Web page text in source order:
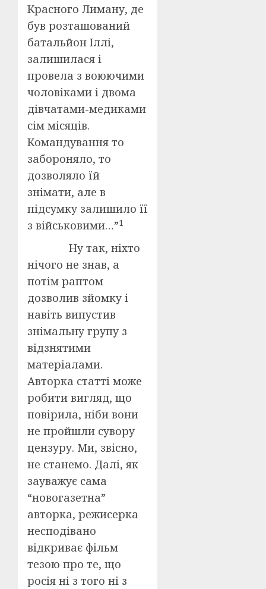
Красного Лиману, де
був розташований
батальйон Іллі,
залишилася і
провела з воюючими
чоловіками і двома
дівчатами-медиками
сім місяців.
Командування то
забороняло, то
дозволяло їй
знімати, але в
підсумку залишило її
з військовими…”1
Ну так, ніхто
нічого не знав, а
потім раптом
дозволив зйомку і
навіть випустив
знімальну групу з
відзнятими
матеріалами.
Авторка статті може
робити вигляд, що
повірила, ніби вони
не пройшли сувору
цензуру. Ми, звісно,
не станемо. Далі, як
зауважує сама
“новогазетна”
авторка, режисерка
несподівано
відкриває фільм
тезою про те, що
росія ні з того ні з